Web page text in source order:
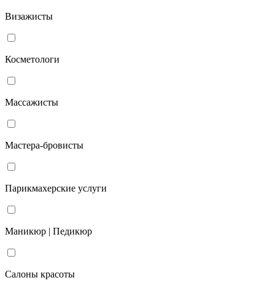
Визажисты
Косметологи
Массажисты
Мастера-бровисты
Парикмахерские услуги
Маникюр | Педикюр
Салоны красоты